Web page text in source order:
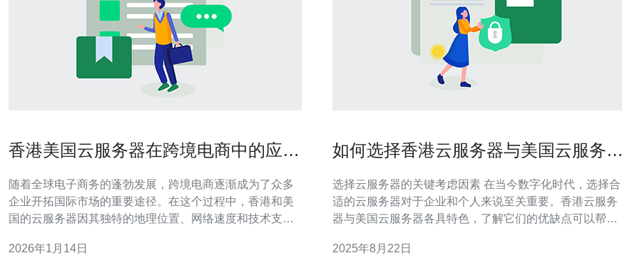
香港美国云服务器在跨境电商中的应用
随着全球电子商务的蓬勃发展，跨境电商逐渐成为了众多
企业开拓国际市场的重要途径。在这个过程中，香港和美
国的云服务器因其独特的地理位置、网络速度和技术支
讨香港和美国云服务器在跨境电商中的应用实例，帮助您
2026年1月14日
如何选择香港云服务器与美国云服务器
选择云服务器的关键考虑因素 在当今数字化时代，选择合
适的云服务器对于企业和个人来说至关重要。香港云服务
器与美国云服务器各具特色，了解它们的优缺点可以帮助
美国云服务器在网络延迟和数据传输速度上有所不同。 安
2025年8月22日